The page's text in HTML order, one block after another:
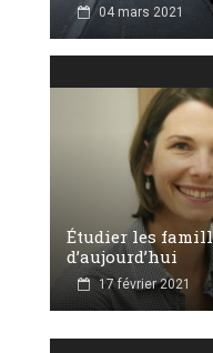
04 mars 2021
Étudier les
d’aujourd’hui
17 février 2021